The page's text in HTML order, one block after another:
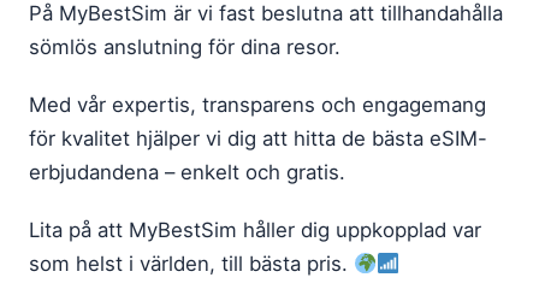
På MyBestSim är vi fast beslutna att tillhandahålla
sömlös anslutning för dina resor.
Med vår expertis, transparens och engagemang
för kvalitet hjälper vi dig att hitta de bästa eSIM-
erbjudandena – enkelt och gratis.
Lita på att MyBestSim håller dig uppkopplad var
som helst i världen, till bästa pris.